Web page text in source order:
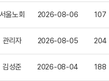
서울노회 2026-08-06 107
관리자 2026-08-05 204
김성준 2026-08-04 188